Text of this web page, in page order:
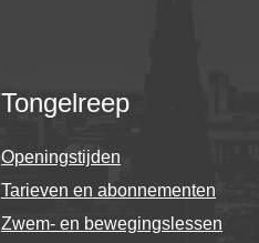
Tongelreep
Openingstijden
Tarieven en abonnementen
Zwem- en bewegingslessen